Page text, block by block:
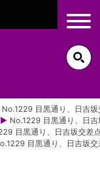
No.1229 目黒通り、日吉
▶ No.1229 目黒通り、日
目黒通り、日吉坂交差
目黒通り、日吉坂